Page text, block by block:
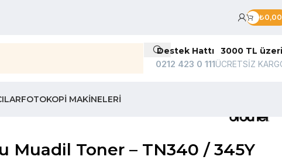
₺0,00
Destek Hattı
0212 423 0 111
3000 TL üzeri
ÜCRETSİZ
FOTOKOPI MAKINELERI
Muadil Toner – TN340 / 345Y